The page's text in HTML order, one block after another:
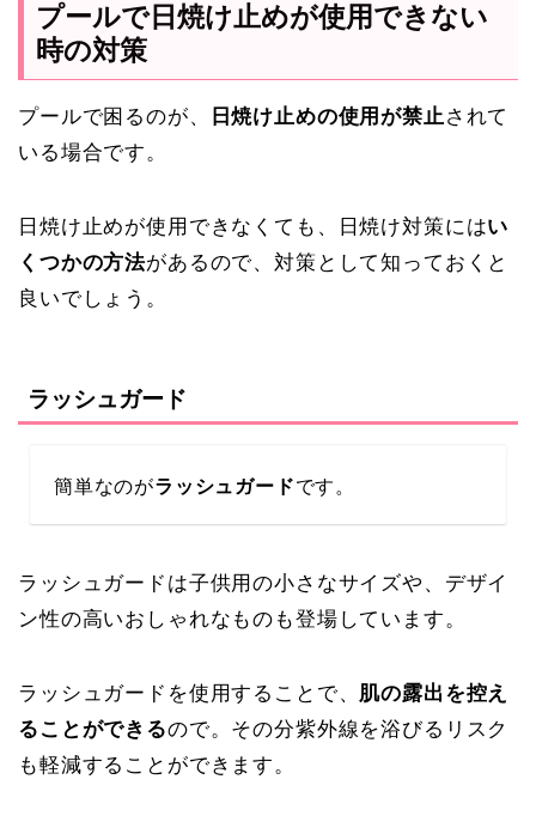
プールで日焼け止めが使用できない
時の対策
プールで困るのが、 日焼け止めの使用が禁止されて
いる場合です。
日焼け止めが使用できなくても、日焼け対策にはい
くつかの方法があるので、対策として知っておくと
良いでしょう。
ラッシュガード
簡単なのがラッシュガードです。
ラッシュガードは子供用の小さなサイズや、デザイ
ン性の高いおしゃれなものも登場しています。
ラッシュガードを使用することで、 肌の露出を控え
ることができるので。その分紫外線を浴びるリスク
も軽減することができます。